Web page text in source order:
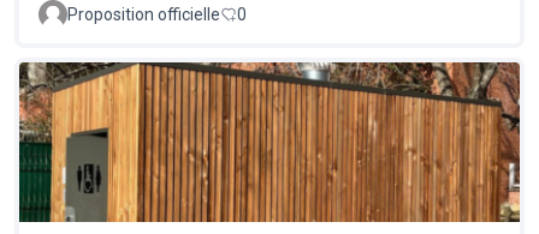
Proposition officielle
0